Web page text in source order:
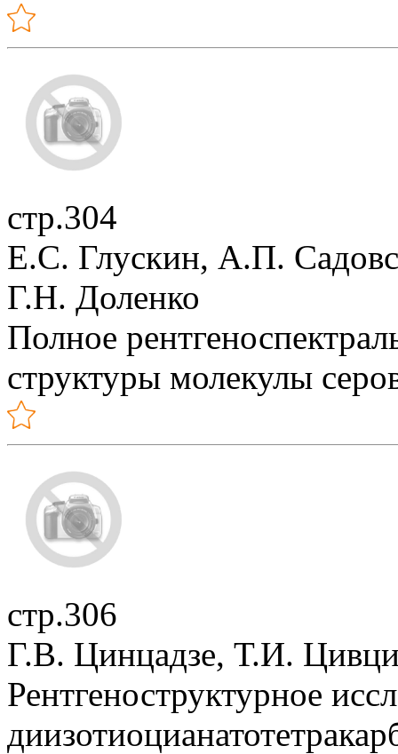
стр.304
Е.С. Глускин, А.П.
Г.Н. Доленко
Полное
структуры молекулы
стр.306
Г.В. Цинцадзе, Т.И.
Рентгеноструктурное